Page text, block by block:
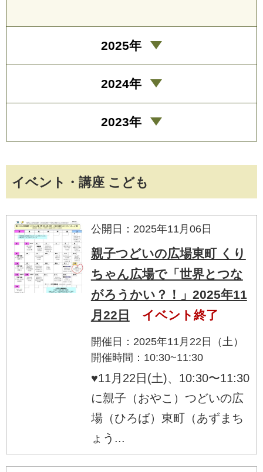
イベント・講座 こども
公開日：2025年11月06日
親子つどいの広場東町 くり
ちゃん広場で「世界とつな
がろうかい？！」2025年11
月22日
イベント終了
開催日：2025年11月22日（土）
開催時間：10:30~11:30
♥11月22日(土)、10:30〜11:30
に親子（おやこ）つどいの広
場（ひろば）東町（あずまち
ょう...
2025年
2024年
2023年